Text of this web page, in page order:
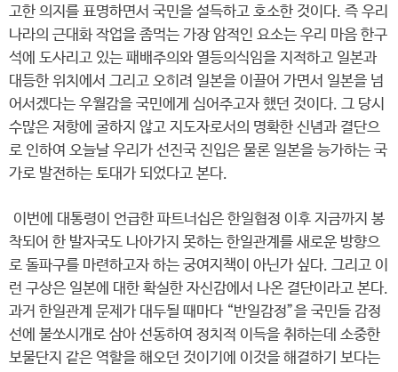
고한 의지를 표명하면서 국민을 설득하고 호소한 것이다. 즉 우리
나라의 근대화 작업을 좀먹는 가장 암적인 요소는 우리 마음 한구
석에 도사리고 있는 패배주의와 열등의식임을 지적하고 일본과
대등한 위치에서 그리고 오히려 일본을 이끌어 가면서 일본을 넘
어서겠다는 우월감을 국민에게 심어주고자 했던 것이다. 그 당시
수많은 저항에 굴하지 않고 지도자로서의 명확한 신념과 결단으
로 인하여 오늘날 우리가 선진국 진입은 물론 일본을 능가하는 국
가로 발전하는 토대가 되었다고 본다.
이번에 대통령이 언급한 파트너십은 한일협정 이후 지금까지 봉
착되어 한 발자국도 나아가지 못하는 한일관계를 새로운 방향으
로 돌파구를 마련하고자 하는 궁여지책이 아닌가 싶다. 그리고 이
런 구상은 일본에 대한 확실한 자신감에서 나온 결단이라고 본다.
과거 한일관계 문제가 대두될 때마다 “반일감정”을 국민들 감정
선에 불쏘시개로 삼아 선동하여 정치적 이득을 취하는데 소중한
보물단지 같은 역할을 해오던 것이기에 이것을 해결하기 보다는